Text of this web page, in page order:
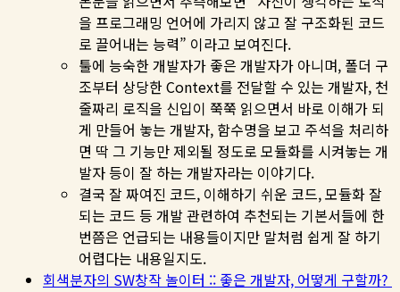
을 프로그래밍 언어에 가리지 않고 잘 구조화된 코드
로 끌어내는 능력” 이라고 보여진다.
툴에 능숙한 개발자가 좋은 개발자가 아니며, 폴더 구
조부터 상당한 Context를 전달할 수 있는 개발자, 천
줄짜리 로직을 신입이 쭉쭉 읽으면서 바로 이해가 되
게 만들어 놓는 개발자, 함수명을 보고 주석을 처리하
면 딱 그 기능만 제외될 정도로 모듈화를 시켜놓는 개
발자 등이 잘 하는 개발자라는 이야기다.
결국 잘 짜여진 코드, 이해하기 쉬운 코드, 모듈화 잘
되는 코드 등 개발 관련하여 추천되는 기본서들에 한
번쯤은 언급되는 내용들이지만 말처럼 쉽게 잘 하기
어렵다는 내용일지도.
회색분자의 SW창작 놀이터 :: 좋은 개발자, 어떻게 구할까?